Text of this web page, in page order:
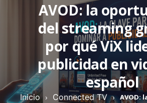
AVOD: la
del streaming
por qué ViX
publicidad en
español
Inicio › Connected TV ›